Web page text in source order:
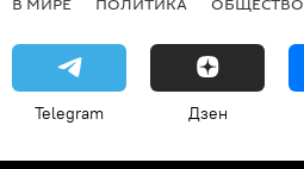
Telegram Дзен